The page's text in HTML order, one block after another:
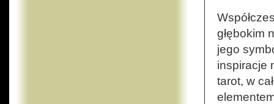
głębokim
jego
inspiracje
tarot, w